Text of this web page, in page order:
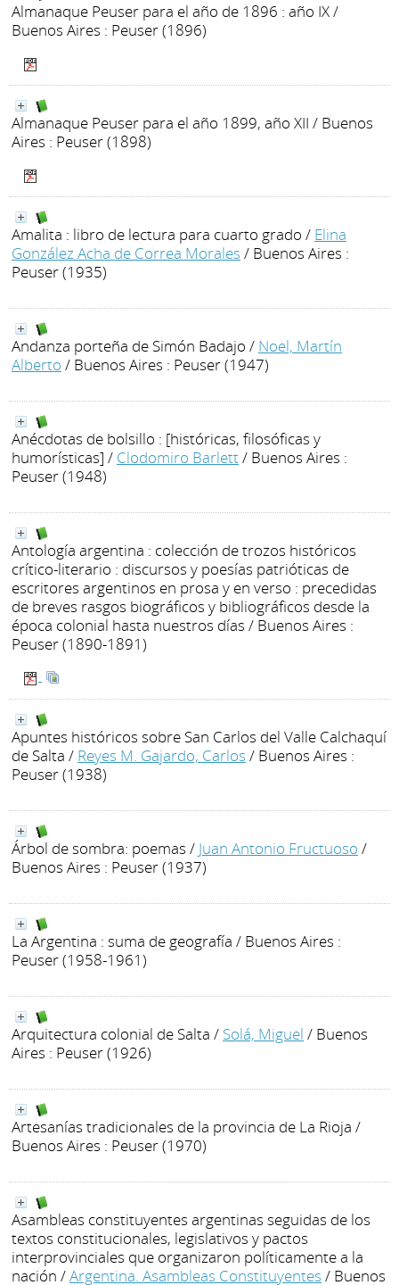
Almanaque Peuser para el año de 1896 : año IX/
Buenos Aires : Peuser (1896)
Almanaque Peuser para el año 1899, año XII / Buenos
Aires : Peuser (1898)
Amalita : libro de lectura para cuarto grado / Elina
González Acha de Correa Morales / Buenos Aires :
Peuser (1935)
Andanza porteña de Simón Badajo / Noel, Martín
Alberto / Buenos Aires : Peuser (1947)
Anécdotas de bolsillo : [históricas, filosóficas y
humorísticas] / Clodomiro Barlett/ Buenos Aires :
Peuser (1948)
Antología argentina : colección de trozos históricos
crítico-literario : discursos y poesías patrióticas de
escritores argentinos en prosa y en verso : precedidas
de breves rasgos biográficos y bibliográficos desde la
época colonial hasta nuestros días / Buenos Aires :
Peuser (1890-1891)
Apuntes históricos sobre San Carlos del Valle Calchaquí
de Salta / Reyes M. Gajardo, Carlos / Buenos Aires :
Peuser (1938)
Árbol de sombra: poemas / Juan Antonio Fructuoso /
Buenos Aires : Peuser (1937)
La Argentina : suma de geografía / Buenos Aires :
Peuser (1958-1961)
Arquitectura colonial de Salta / Solá, Miguel / Buenos
Aires : Peuser (1926)
Artesanías tradicionales de la provincia de La Rioja /
Buenos Aires : Peuser (1970)
Asambleas constituyentes argentinas seguidas de los
textos constitucionales, legislativos y pactos
interprovinciales que organizaron políticamente a la
nación /Argentina. Asambleas Constituyentes / Buenos